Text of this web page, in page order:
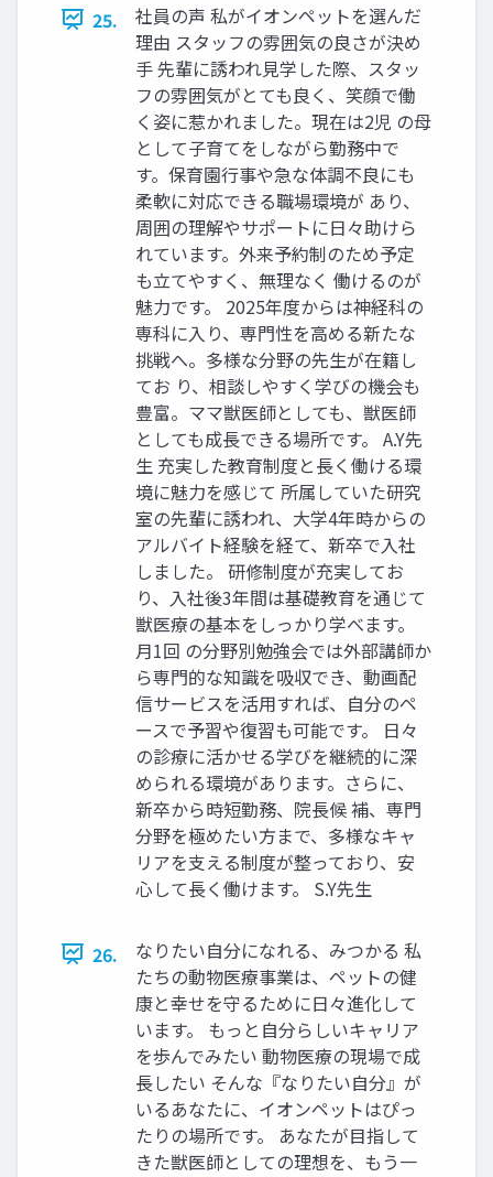
25.
社員の声 私がイオンペットを選んだ
理由 スタッフの雰囲気の良さが決め
手 先輩に誘われ見学した際、スタッ
フの雰囲気がとても良く、笑顔で働
く姿に惹かれました。現在は2児 の母
として子育てをしながら勤務中で
す。保育園行事や急な体調不良にも
柔軟に対応できる職場環境が あり、
周囲の理解やサポートに日々助けら
れています。外来予約制のため予定
も立てやすく、無理なく 働けるのが
魅力です。 2025年度からは神経科の
専科に入り、専門性を高める新たな
挑戦へ。多様な分野の先生が在籍し
てお り、相談しやすく学びの機会も
豊富。ママ獣医師としても、獣医師
としても成長できる場所です。 A.Y先
生 充実した教育制度と長く働ける環
境に魅力を感じて 所属していた研究
室の先輩に誘われ、大学4年時からの
アルバイト経験を経て、新卒で入社
しました。 研修制度が充実してお
り、入社後3年間は基礎教育を通じて
獣医療の基本をしっかり学べます。
月1回 の分野別勉強会では外部講師か
ら専門的な知識を吸収でき、動画配
信サービスを活用すれば、自分のペ
ースで予習や復習も可能です。 日々
の診療に活かせる学びを継続的に深
められる環境があります。さらに、
新卒から時短勤務、院長候 補、専門
分野を極めたい方まで、多様なキャ
リアを支える制度が整っており、安
心して長く働けます。 S.Y先生
26.
なりたい自分になれる、みつかる 私
たちの動物医療事業は、ペットの健
康と幸せを守るために日々進化して
います。 もっと自分らしいキャリア
を歩んでみたい 動物医療の現場で成
長したい そんな『なりたい自分』が
いるあなたに、イオンペットはぴっ
たりの場所です。 あなたが目指して
きた獣医師としての理想を、もう一